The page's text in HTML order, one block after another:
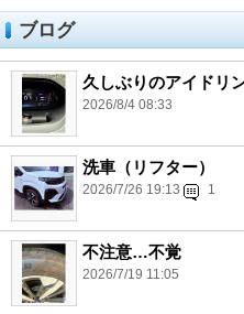
ブログ
久しぶりのアイドリ
2026/8/4 08:33
洗車（リフター）
2026/7/26 19:13 1
不注意…不覚
2026/7/19 11:05